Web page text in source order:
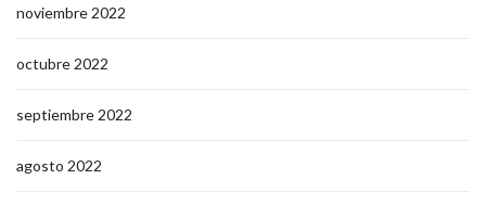
noviembre 2022
octubre 2022
septiembre 2022
agosto 2022